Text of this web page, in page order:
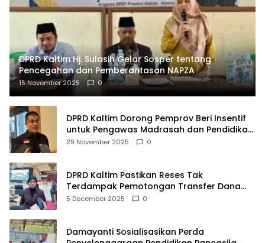
DPRD Kaltim Hj. Sulasih Gelar Sosper tentang
Pencegahan dan Pemberantasan NAPZA
15 November 2025 0
DPRD Kaltim Dorong Pemprov Beri Insentif
untuk Pengawas Madrasah dan Pendidikan
Agama
29 November 2025 0
DPRD Kaltim Pastikan Reses Tak
Terdampak Pemotongan Transfer Dana
Pusat
5 December 2025 0
Damayanti Sosialisasikan Perda